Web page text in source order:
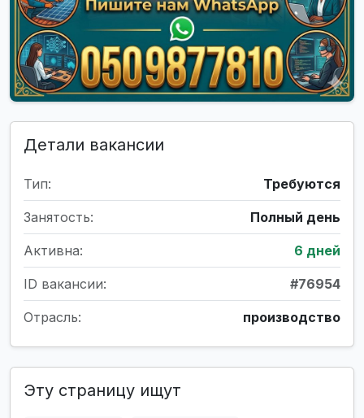
Детали вакансии
Тип: Требуются
Занятость: Полный день
Активна: 6 дней
ID вакансии: #76954
Отрасль: производство
Эту страницу ищут